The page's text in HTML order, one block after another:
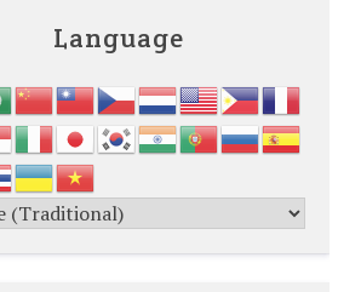
Language